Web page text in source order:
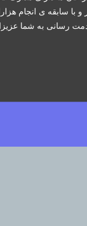
و با سابقه ی انجام